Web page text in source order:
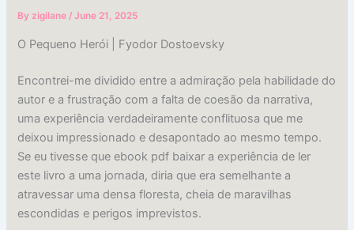
Byzigilane/June 21, 2025
O Pequeno Herói | Fyodor Dostoevsky
Encontrei-me dividido entre a admiração pela habilidade do
autor e a frustração com a falta de coesão da narrativa,
uma experiência verdadeiramente conflituosa que me
deixou impressionado e desapontado ao mesmo tempo.
Se eu tivesse que ebook pdf baixar a experiência de ler
este livro a uma jornada, diria que era semelhante a
atravessar uma densa floresta, cheia de maravilhas
escondidas e perigos imprevistos.